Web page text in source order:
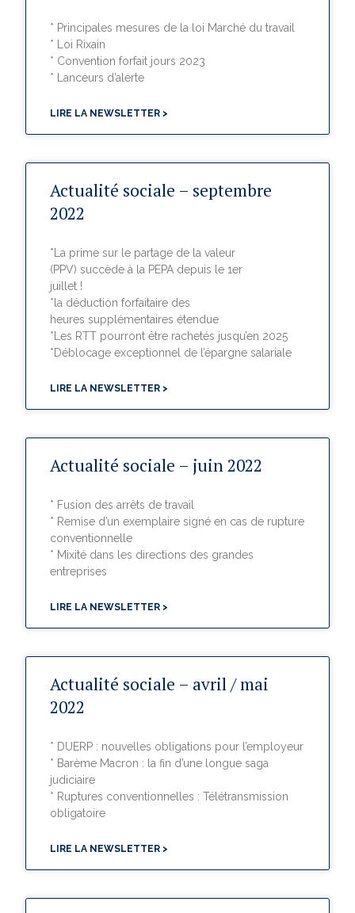
* Principales mesures de la loi Marché du travail
* Loi Rixain
* Convention forfait jours 2023
* Lanceurs d’alerte
LIRE LA NEWSLETTER >
Actualité sociale – septembre
2022
*La prime sur le partage de la valeur
(PPV) succède à la PEPA depuis le 1er
juillet !
*la déduction forfaitaire des
heures supplémentaires étendue
*Les RTT pourront être rachetés jusqu’en 2025
*Déblocage exceptionnel de l’épargne salariale
LIRE LA NEWSLETTER >
Actualité sociale – juin 2022
* Fusion des arrêts de travail
* Remise d’un exemplaire signé en cas de rupture
conventionnelle
* Mixité dans les directions des grandes
entreprises
LIRE LA NEWSLETTER >
Actualité sociale – avril / mai
2022
* DUERP : nouvelles obligations pour l’employeur
* Barème Macron : la fin d’une longue saga
judiciaire
* Ruptures conventionnelles : Télétransmission
obligatoire
LIRE LA NEWSLETTER >